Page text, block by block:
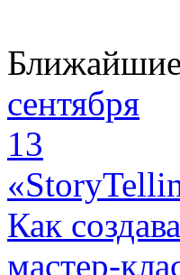
сентября
13
Как
мастер-